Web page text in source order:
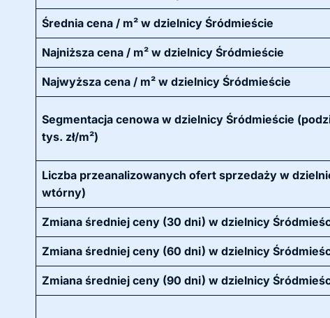
Średnia cena / m² w dzielnicy Śródmieście
Najniższa cena / m² w dzielnicy Śródmieście
Najwyższa cena / m² w dzielnicy Śródmieście
Segmentacja cenowa w dzielnicy Śródmieście
tys. zł/m²)
Liczba przeanalizowanych ofert sprzedaży w
wtórny)
Zmiana średniej ceny (30 dni) w dzielnicy
Zmiana średniej ceny (60 dni) w dzielnicy
Zmiana średniej ceny (90 dni) w dzielnicy